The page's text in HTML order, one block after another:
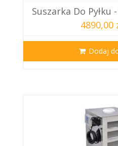
Suszarka Do Pyłku
4890,00
Dodaj